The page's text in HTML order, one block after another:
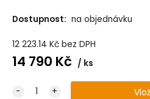
Dostupnost: na objednávku
12 223.14 Kč bez DPH
14 790 Kč ks